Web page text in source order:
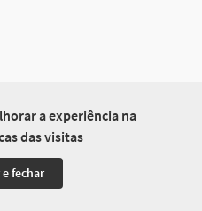
a experiência na
das visitas
fechar